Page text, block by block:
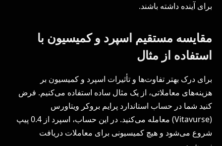
برای آینده داشته باشند.
مقایسه مستقیم اسپرد و کمیسیون با
استفاده از مثال
برای درک بهتر تفاوت‌ها و تأثیرات اسپرد و کمیسیون بر
هزینه‌های معاملاتی، از یک مثال ساده استفاده می‌کنیم. فرض
کنید شما در حساب استاندارد پرایم بروکر ویتاورس
(Vitavurse) معامله می‌کنید. در این حساب، اسپرد از 0.4 پیپ
شروع می‌شود و هیچ کمیسیونی برای معاملات دریافت